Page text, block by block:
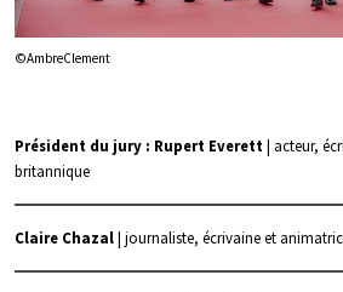
©AmbreClement
Président du jury : Rupert Everett | acteur,
britannique
Claire Chazal| journaliste, écrivaine et